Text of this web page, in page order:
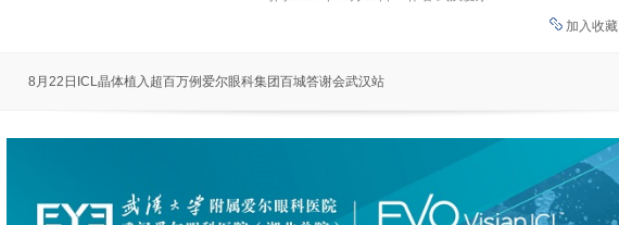
加入收藏
8月22日ICL晶体植入超百万例爱尔眼科集团百城答谢会武汉站